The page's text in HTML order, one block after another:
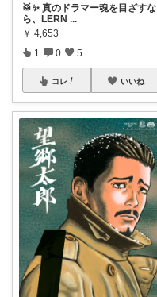
🥁✨ 真のドラマー魂を目ざすな
ら、LERN ...
￥ 4,653
1 0 5
コレ いいね